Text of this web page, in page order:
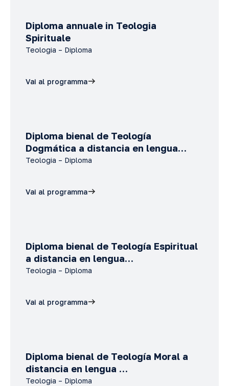
Diploma annuale in Teologia
Spirituale
Teologia – Diploma
Vai al programma
Diploma bienal de Teología
Dogmática a distancia en lengua…
Teologia – Diploma
Vai al programma
Diploma bienal de Teología Espiritual
a distancia en lengua…
Teologia – Diploma
Vai al programma
Diploma bienal de Teología Moral a
distancia en lengua …
Teologia – Diploma